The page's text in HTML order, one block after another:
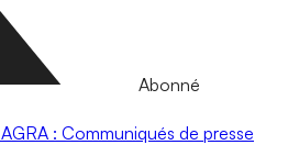
Abonné
AGRA : Communiqués de presse